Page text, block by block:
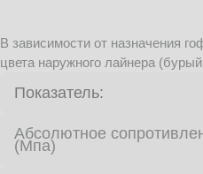
В зависимости от назначения
цвета наружного лайнера
Показатель:
Абсолютное
(Мпа)